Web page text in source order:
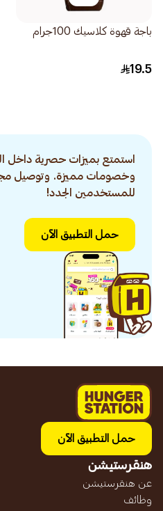
باجة قهوة كلاسيك 100جرام
19.5
استمتع بميزات حصرية داخل
وخصومات مميزة. وتوصيل
للمستخدمين الجدد!
حمل التطبيق الآن
حمل التطبيق الآن
هنقرستيشن
عن هنقرستيشن
وظائف